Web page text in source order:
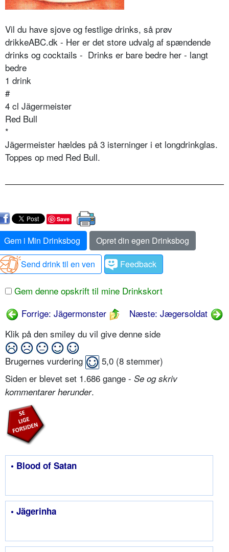
Vil du have sjove og festlige drinks, så prøv
drikkeABC.dk - Her er det store udvalg af spændende
drinks og cocktails - Drinks er bare bedre her - langt
bedre
1 drink
#
4 cl Jägermeister
Red Bull
*
Jägermeister hældes på 3 isterninger i et longdrinkglas.
Toppes op med Red Bull.
Save
Gem i Min Drinksbog
Opret din egen Drinksbog
Send drink til en ven
Feedback
Gem denne opskrift til mine Drinkskort
Forrige: Jägermonster
Næste: Jægersoldat
Klik på den smiley du vil give denne side
Brugernes vurdering 5,0 (8 stemmer)
Siden er blevet set 1.686 gange - Se og skriv
kommentarer herunder.
• Blood of Satan
• Jägerinha